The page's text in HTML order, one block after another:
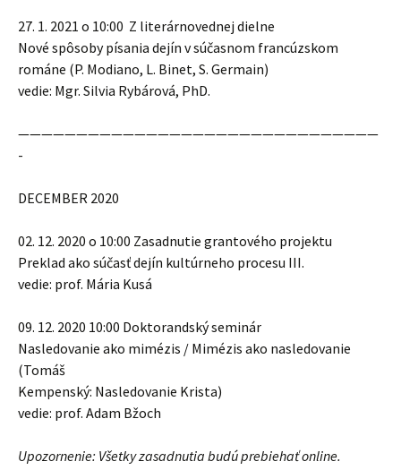
27. 1. 2021 o 10:00 Z literárnovednej dielne
Nové spôsoby písania dejín v súčasnom francúzskom
románe (P. Modiano, L. Binet, S. Germain)
vedie: Mgr. Silvia Rybárová, PhD.
———————————————————————————————
-
DECEMBER 2020
02. 12. 2020 o 10:00 Zasadnutie grantového projektu
Preklad ako súčasť dejín kultúrneho procesu III.
vedie: prof. Mária Kusá
09. 12. 2020 10:00 Doktorandský seminár
Nasledovanie ako mimézis / Mimézis ako nasledovanie
(Tomáš
Kempenský: Nasledovanie Krista)
vedie: prof. Adam Bžoch
Upozornenie: Všetky zasadnutia budú prebiehať online.